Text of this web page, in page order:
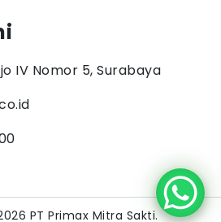
IV Nomor 5, Surabaya
PT Primax Mitra Sakti.